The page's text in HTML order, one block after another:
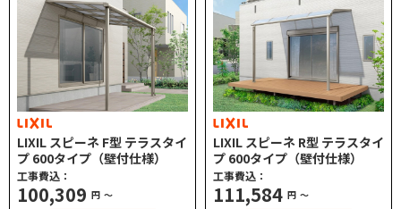
LIXIL スピーネ F型 テラスタイ
プ 600タイプ（壁付仕様）
工事費込：
100,309 円 ～
LIXIL スピーネ R型 テラスタイ
プ 600タイプ（壁付仕様）
工事費込：
111,584 円 ～